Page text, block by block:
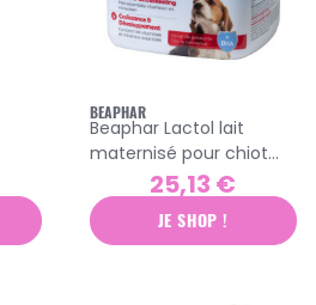
BEAPHAR
Beaphar Lactol lait
maternisé pour chiot
25,13 €
JE SHOP !